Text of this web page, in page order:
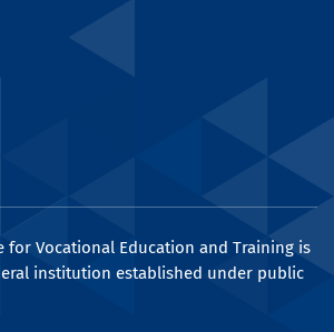
for Vocational Education and Training is
institution established under public